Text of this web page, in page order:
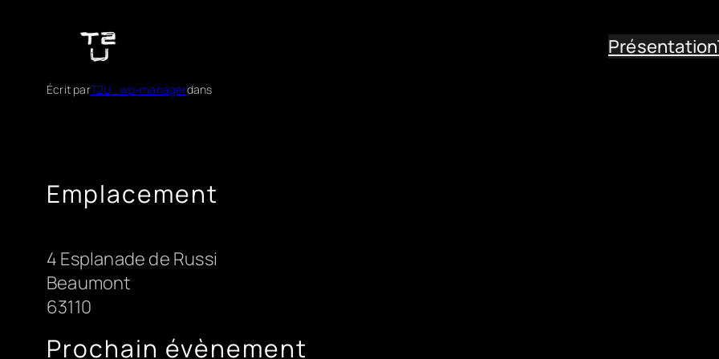
Présentation
Écrit parT2U_wp-managerdans
Emplacement
4 Esplanade de Russi
Beaumont
63110
Prochain évènement